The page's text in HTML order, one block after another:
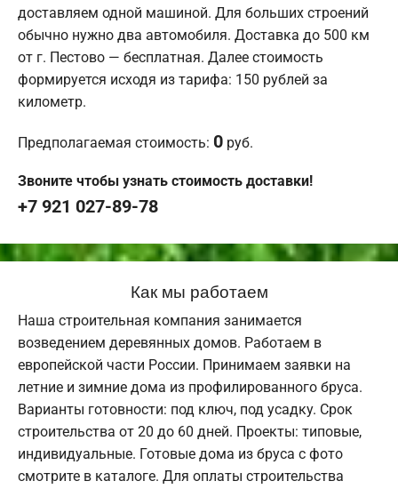
доставляем одной машиной. Для больших строений
обычно нужно два автомобиля. Доставка до 500 км
от г. Пестово — бесплатная. Далее стоимость
формируется исходя из тарифа: 150 рублей за
километр.
Предполагаемая стоимость: 0 руб.
Звоните чтобы узнать стоимость доставки!
+7 921 027-89-78
Как мы работаем
Наша строительная компания занимается
возведением деревянных домов. Работаем в
европейской части России. Принимаем заявки на
летние и зимние дома из профилированного бруса.
Варианты готовности: под ключ, под усадку. Срок
строительства от 20 до 60 дней. Проекты: типовые,
индивидуальные. Готовые дома из бруса с фото
смотрите в каталоге. Для оплаты строительства